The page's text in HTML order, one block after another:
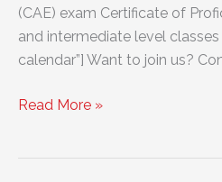
(CAE) exam Certificate of
and intermediate level
calendar”] Want to join us?
English
Read More »